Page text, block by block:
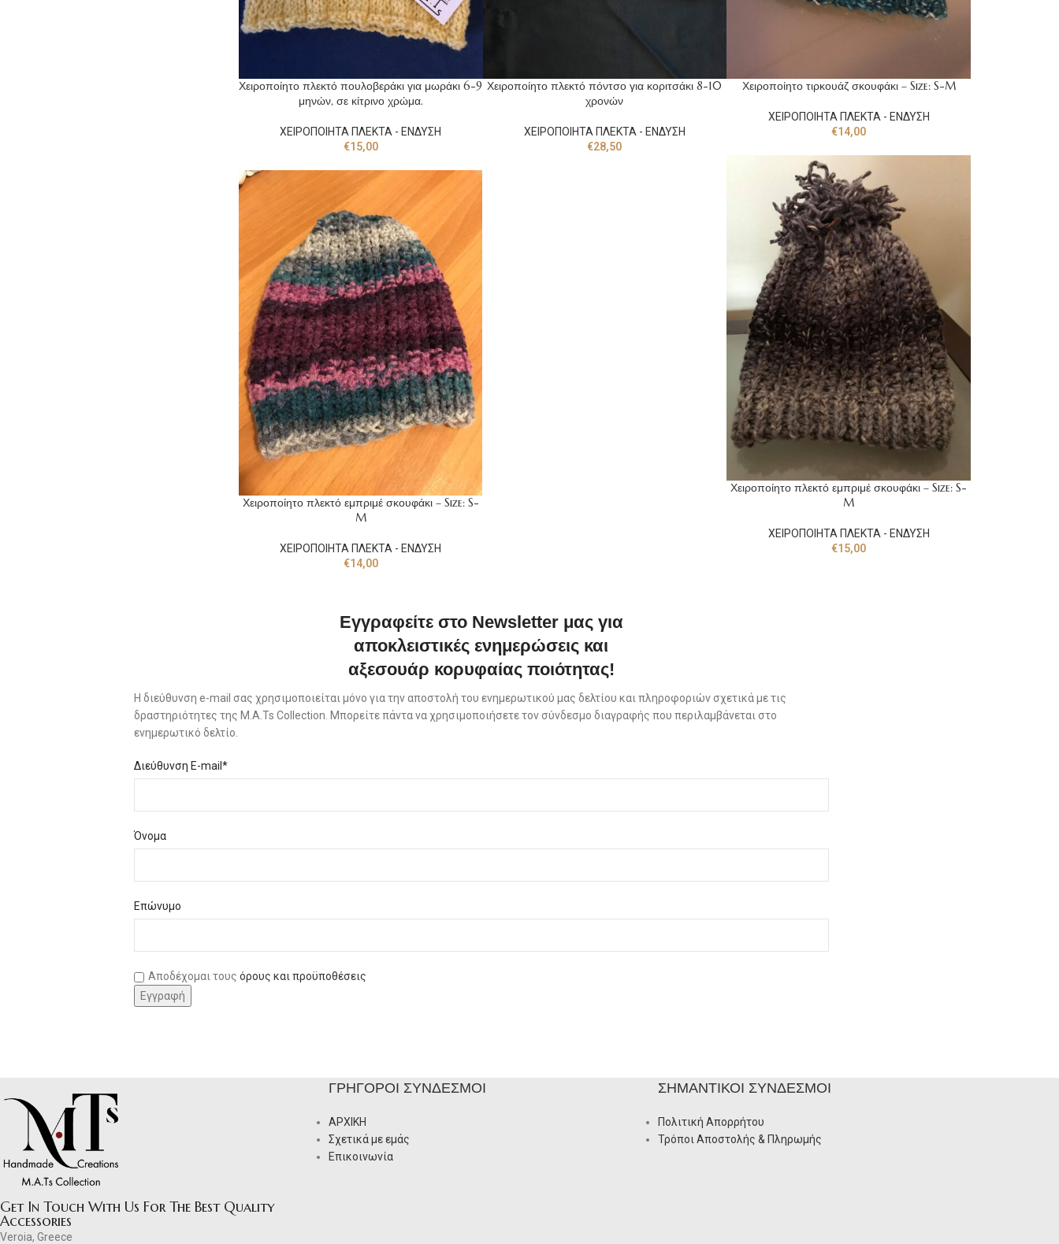
Χειροποίητο πλεκτό πουλοβεράκι για μωράκι 6-9
μηνών, σε κίτρινο χρώμα.
ΧΕΙΡΟΠΟΙΗΤΑ ΠΛΕΚΤΑ - ΕΝΔΥΣΗ
€15,00
Χειροποίητο πλεκτό πόντσο για κοριτσάκι 8-10
χρονών
ΧΕΙΡΟΠΟΙΗΤΑ ΠΛΕΚΤΑ - ΕΝΔΥΣΗ
€28,50
Χειροποίητο τιρκουάζ σκουφάκι – Size: S-M
ΧΕΙΡΟΠΟΙΗΤΑ ΠΛΕΚΤΑ - ΕΝΔΥΣΗ
€14,00
Χειροποίητο πλεκτό εμπριμέ σκουφάκι – Size: S-
M
ΧΕΙΡΟΠΟΙΗΤΑ ΠΛΕΚΤΑ - ΕΝΔΥΣΗ
€15,00
Χειροποίητο πλεκτό εμπριμέ σκουφάκι – Size: S-
M
ΧΕΙΡΟΠΟΙΗΤΑ ΠΛΕΚΤΑ - ΕΝΔΥΣΗ
€14,00
Εγγραφείτε στο Newsletter μας για
αποκλειστικές ενημερώσεις και
αξεσουάρ κορυφαίας ποιότητας!
Η διεύθυνση e-mail σας χρησιμοποιείται μόνο για την αποστολή του ενημερωτικού μας δελτίου και πληροφοριών σχετικά με τις
δραστηριότητες της M.A.Ts Collection. Μπορείτε πάντα να χρησιμοποιήσετε τον σύνδεσμο διαγραφής που περιλαμβάνεται στο
ενημερωτικό δελτίο.
Διεύθυνση E-mail*
Όνομα
Επώνυμο
Αποδέχομαι τους όρους και προϋποθέσεις
Get In Touch With Us For The Best Quality
Accessories
Veroia, Greece
ΓΡΉΓΟΡΟΙ ΣΎΝΔΕΣΜΟΙ
ΑΡΧΙΚΗ
Σχετικά με εμάς
Επικοινωνία
ΣΗΜΑΝΤΙΚΟΊ ΣΎΝΔΕΣΜΟΙ
Πολιτική Απορρήτου
Τρόποι Αποστολής & Πληρωμής